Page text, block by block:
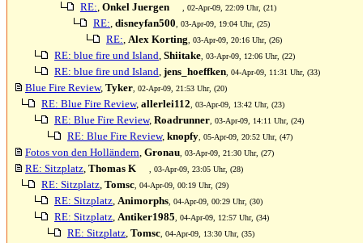
RE:, Onkel Juergen , 02-Apr-09, 22:09 Uhr, (21)
RE:, disneyfan500 , 03-Apr-09, 19:04 Uhr, (25)
RE:, Alex Korting , 03-Apr-09, 20:16 Uhr, (26)
RE: blue fire und Island, Shiitake , 03-Apr-09, 12:06 Uhr, (22)
RE: blue fire und Island, jens_hoeffken , 04-Apr-09, 11:31 Uhr, (33)
Blue Fire Review, Tyker , 02-Apr-09, 21:53 Uhr, (20)
RE: Blue Fire Review, allerlei112 , 03-Apr-09, 13:42 Uhr, (23)
RE: Blue Fire Review, Roadrunner , 03-Apr-09, 14:11 Uhr, (24)
RE: Blue Fire Review, knopfy , 05-Apr-09, 20:52 Uhr, (47)
Fotos von den Holländern, Gronau , 03-Apr-09, 21:30 Uhr, (27)
RE: Sitzplatz, Thomas K , 03-Apr-09, 23:05 Uhr, (28)
RE: Sitzplatz, Tomsc , 04-Apr-09, 00:19 Uhr, (29)
RE: Sitzplatz, Animorphs , 04-Apr-09, 00:29 Uhr, (30)
RE: Sitzplatz, Antiker1985 , 04-Apr-09, 12:57 Uhr, (34)
RE: Sitzplatz, Tomsc , 04-Apr-09, 13:30 Uhr, (35)